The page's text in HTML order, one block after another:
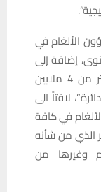
الألغام في
إضافة إلى
العديد من الحملات التوعوية، وهناك أكثر من 4 ملايين
لافتاً الى
في كافة
الذي من شأنه
وغيرها من